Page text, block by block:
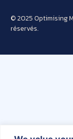
© 2025 Optimising
réservés.